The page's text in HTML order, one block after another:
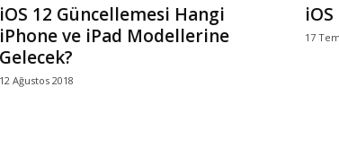
iOS 12 Güncellemesi Hangi
iPhone ve iPad Modellerine
Gelecek?
12 Ağustos 2018
17